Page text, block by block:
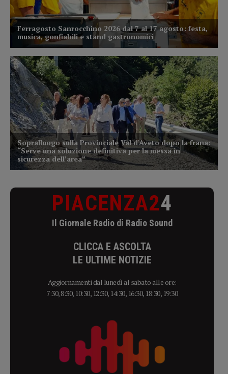
PIACENZA24
Il Giornale Radio di Radio Sound
CLICCA E ASCOLTA
LE ULTIME NOTIZIE
Aggiornamenti dal lunedì al sabato alle ore:
7:30, 8:30, 10:30, 12:30, 14:30, 16:30, 18:30, 19:30